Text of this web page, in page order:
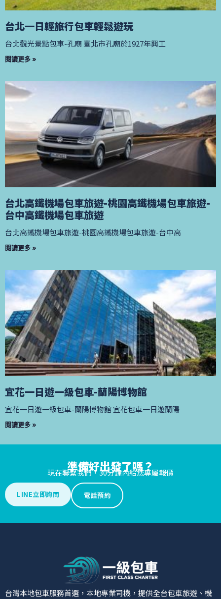
台北一日輕旅行包車輕鬆遊玩
台北觀光景點包車-孔廟 臺北市孔廟於1927年興工
閱讀更多 »
台北高鐵機場包車旅遊-桃園高鐵機場包車旅遊-
台中高鐵機場包車旅遊
台北高鐵機場包車旅遊-桃園高鐵機場包車旅遊-台中高
閱讀更多 »
宜花一日遊一級包車-蘭陽博物館
宜花一日遊一級包車-蘭陽博物館 宜花包車一日遊蘭陽
閱讀更多 »
準備好出發了嗎？
現在聯繫我們，30分鐘內給您專屬報價
LINE立即詢問 電話預約
台灣本地包車服務首選，本地專業司機，提供全台包車旅遊、機